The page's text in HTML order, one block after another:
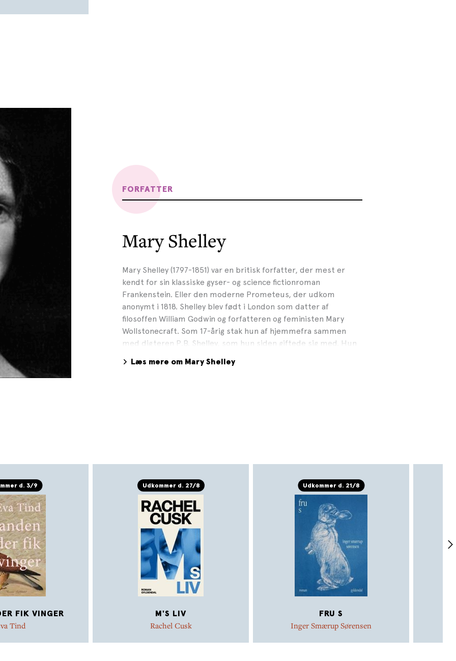
FORFATTER
Mary Shelley
Mary Shelley (1797-1851) var en britisk forfatter, der mest er
kendt for sin klassiske gyser- og science fictionroman
Frankenstein. Eller den moderne Prometeus, der udkom
anonymt i 1818. Shelley blev født i London som datter af
filosoffen William Godwin og forfatteren og feministen Mary
Wollstonecraft. Som 17-årig stak hun af hjemmefra sammen
med digteren P.B. Shelley, som hun siden giftede sig med. Hun
England. Frankenstein, der i første omgang blev skrevet som en
Læs mere om Mary Shelley
d. 3/9
FIK VINGER
Tind
Udkommer d. 27/8
M'S LIV
Rachel Cusk
Udkommer d. 21/8
FRU S
Inger Smærup Sørensen